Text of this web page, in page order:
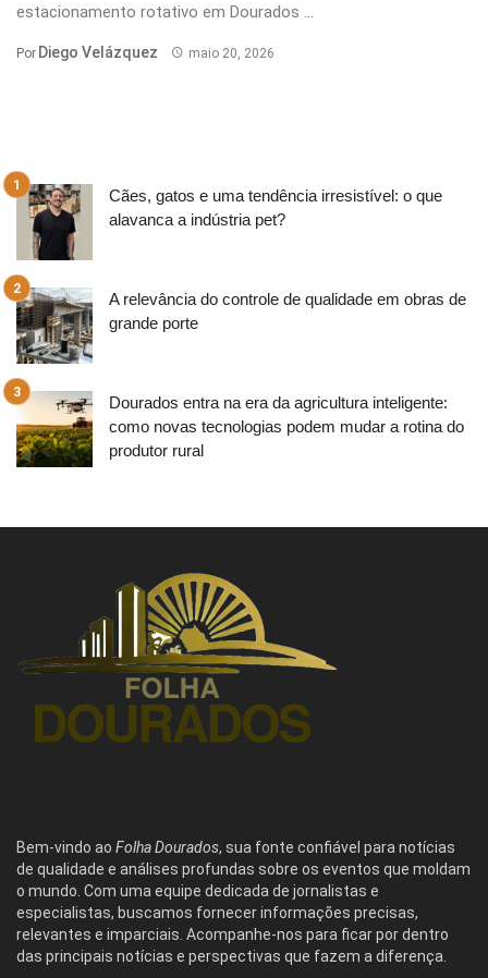
estacionamento rotativo em Dourados ...
Por Diego Velázquez maio 20, 2026
Cães, gatos e uma tendência irresistível: o que
alavanca a indústria pet?
A relevância do controle de qualidade em obras de
grande porte
Dourados entra na era da agricultura inteligente:
como novas tecnologias podem mudar a rotina do
produtor rural
Bem-vindo ao Folha Dourados, sua fonte confiável para notícias
de qualidade e análises profundas sobre os eventos que moldam
o mundo. Com uma equipe dedicada de jornalistas e
especialistas, buscamos fornecer informações precisas,
relevantes e imparciais. Acompanhe-nos para ficar por dentro
das principais notícias e perspectivas que fazem a diferença.